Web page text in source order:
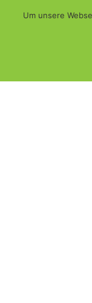
Um unsere